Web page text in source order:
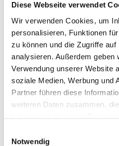
Diese Webseite verwendet
Wir verwenden Cookies, um
personalisieren, Funktionen
zu können und die Zugriffe
analysieren. Außerdem geben
Verwendung unserer Website
soziale Medien, Werbung und
Partner führen diese
weiteren Daten zusammen,
haben oder die sie im
Notwendig
Mühlhausen Sauerlach /
Gräfelfing Dachau Gilching
München / Milbertshofen-Am
Immobilienverkauf München
Wohnungverkauf Fürth
weitere
Eigentumswohnungen Immo